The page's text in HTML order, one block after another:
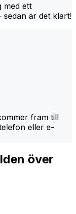
med ett
är det klart!
fram till
eller e-
över